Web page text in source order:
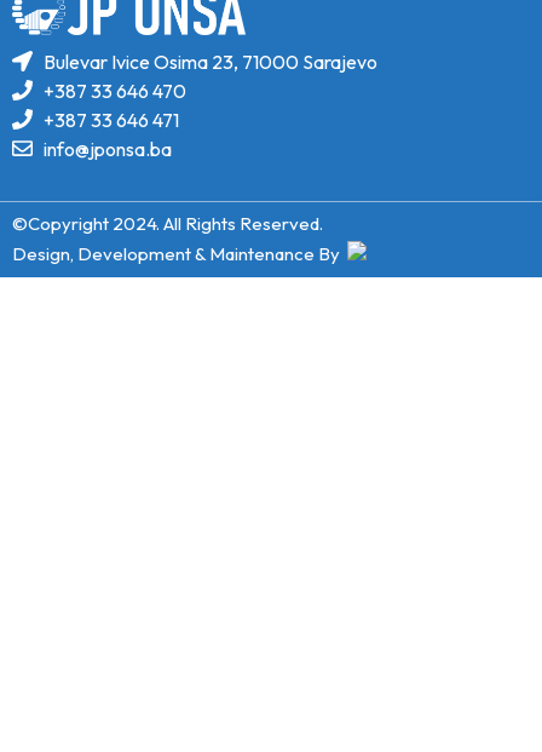
Bulevar Ivice Osima 23, 71000 Sarajevo
+387 33 646 470
+387 33 646 471
info@jponsa.ba
©Copyright 2024. All Rights Reserved.
Design, Development & Maintenance By